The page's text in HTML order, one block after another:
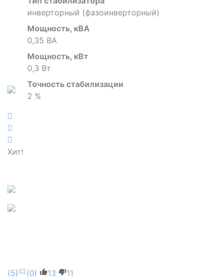
инверторный (фазоинверторный)
Мощность, кВА
0,35 ВА
Мощность, кВт
0,3 Вт
Точность стабилизации
2 %
Хит!
(5) (0) 13
11